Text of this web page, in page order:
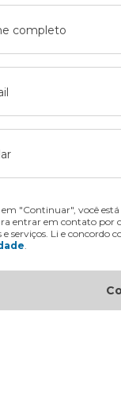
completo
"Continuar", você
entrar em contato por
serviços. Li e concordo